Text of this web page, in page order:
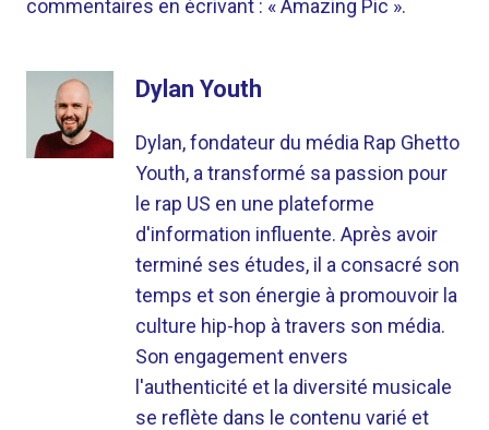
commentaires en écrivant : « Amazing Pic ».
Dylan Youth
Dylan, fondateur du média Rap Ghetto
Youth, a transformé sa passion pour
le rap US en une plateforme
d'information influente. Après avoir
terminé ses études, il a consacré son
temps et son énergie à promouvoir la
culture hip-hop à travers son média.
Son engagement envers
l'authenticité et la diversité musicale
se reflète dans le contenu varié et